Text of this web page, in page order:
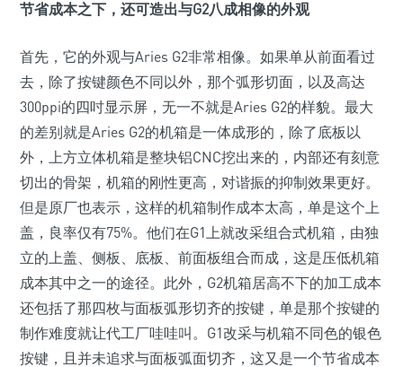
节省成本之下，还可造出与G2八成相像的外观
首先，它的外观与Aries G2非常相像。如果单从前面看过
去，除了按键颜色不同以外，那个弧形切面，以及高达
300ppi的四吋显示屏，无一不就是Aries G2的样貌。最大
的差别就是Aries G2的机箱是一体成形的，除了底板以
外，上方立体机箱是整块铝CNC挖出来的，内部还有刻意
切出的骨架，机箱的刚性更高，对谐振的抑制效果更好。
但是原厂也表示，这样的机箱制作成本太高，单是这个上
盖，良率仅有75%。他们在G1上就改采组合式机箱，由独
立的上盖、侧板、底板、前面板组合而成，这是压低机箱
成本其中之一的途径。此外，G2机箱居高不下的加工成本
还包括了那四枚与面板弧形切齐的按键，单是那个按键的
制作难度就让代工厂哇哇叫。G1改采与机箱不同色的银色
按键，且并未追求与面板弧面切齐，这又是一个节省成本